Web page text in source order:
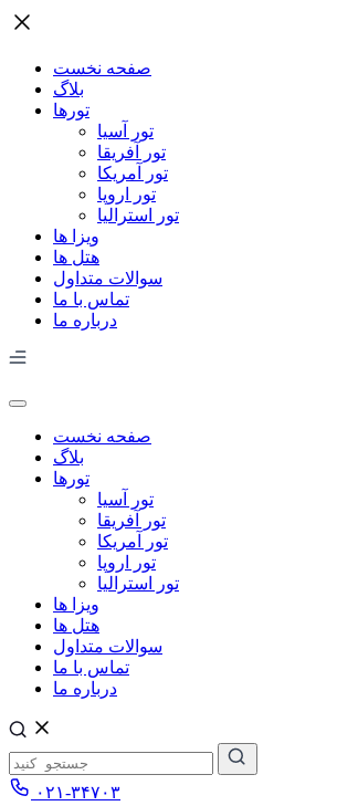
صفحه نخست
بلاگ
تورها
تور آسیا
تور آفریقا
تور آمریکا
تور اروپا
تور استرالیا
ویزا ها
هتل ها
سوالات متداول
تماس با ما
درباره ما
صفحه نخست
بلاگ
تورها
تور آسیا
تور آفریقا
تور آمریکا
تور اروپا
تور استرالیا
ویزا ها
هتل ها
سوالات متداول
تماس با ما
درباره ما
۰۲۱-۳۴۷۰۳